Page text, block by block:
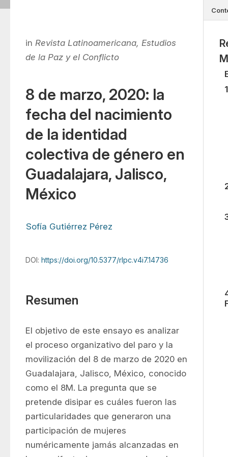
in Revista Latinoamericana, Estudios
de la Paz y el Conflicto
8 de marzo, 2020: la
fecha del nacimiento
de la identidad
colectiva de género en
Guadalajara, Jalisco,
México
Sofía Gutiérrez Pérez
DOI: https://doi.org/10.5377/rlpc.v4i7.14736
Resumen
El objetivo de este ensayo es analizar
el proceso organizativo del paro y la
movilización del 8 de marzo de 2020 en
Guadalajara, Jalisco, México, conocido
como el 8M. La pregunta que se
pretende disipar es cuáles fueron las
particularidades que generaron una
participación de mujeres
numéricamente jamás alcanzadas en